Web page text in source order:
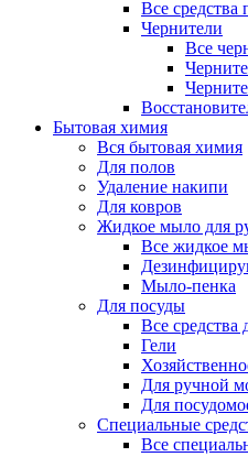
Все
Чернители
Все
Бытовая химия
Вся бытовая химия
Для полов
Удаление накипи
Для ковров
Жидкое мыло для
Все жидкое
Мыло-пенка
Для посуды
Все средства
Гели
Для ручной
Для
Специальные
Все